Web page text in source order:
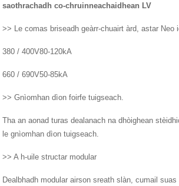
saothrachadh co-chruinneachaidhean LV
>> Le comas briseadh geàrr-chuairt àrd, astar Neo
380 / 400V80-120kA
660 / 690V50-85kA
>> Gnìomhan dìon foirfe tuigseach.
Tha an aonad turas dealanach na dhòighean
le gnìomhan dìon tuigseach.
>> A h-uile structar modular
Dealbhadh modular airson sreath slàn, cumail